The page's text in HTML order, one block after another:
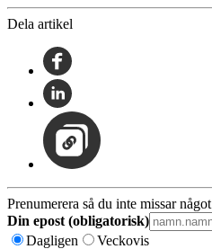
Dela artikel
Prenumerera så du inte missar
Din epost (obligatorisk)
Dagligen
Veckovis